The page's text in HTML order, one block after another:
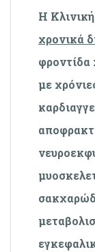
Η
χρονικά
με